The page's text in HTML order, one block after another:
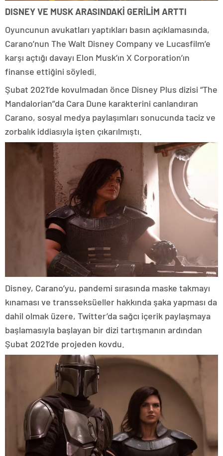
DISNEY VE MUSK ARASINDAKİ GERİLİM ARTTI
Oyuncunun avukatları yaptıkları basın açıklamasında,
Carano’nun The Walt Disney Company ve Lucasfilm’e
karşı açtığı davayı Elon Musk’ın X Corporation’ın
finanse ettiğini söyledi.
Şubat 2021’de kovulmadan önce Disney Plus dizisi “The
Mandalorian”da Cara Dune karakterini canlandıran
Carano, sosyal medya paylaşımları sonucunda taciz ve
zorbalık iddiasıyla işten çıkarılmıştı.
Disney, Carano’yu, pandemi sırasında maske takmayı
kınaması ve transseksüeller hakkında şaka yapması da
dahil olmak üzere, Twitter’da sağcı içerik paylaşmaya
başlamasıyla başlayan bir dizi tartışmanın ardından
Şubat 2021’de projeden kovdu.